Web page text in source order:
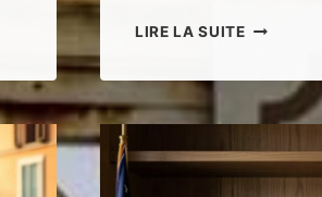
LIRE LA SUITEROAD
OMAN
JOURS